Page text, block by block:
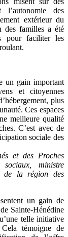
l’autonomie des
extérieur du
des familles a été
pour faciliter les
un gain important
et citoyennes
plus
Ces espaces
meilleure qualité
C’est avec de
sociale des
et des Proches
sociaux, ministre
de la région des
un gain de
Sainte-Hénédine
telle initiative
témoigne de